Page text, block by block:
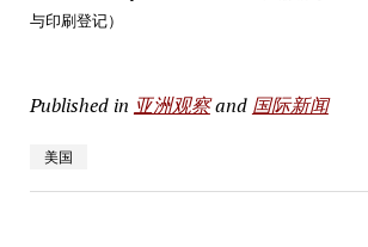
与印刷登记）
Published in 亚洲观察and 国际新闻
美国